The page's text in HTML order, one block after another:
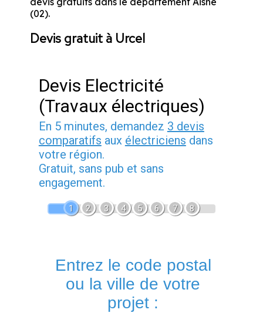
(02).
Devis gratuit à Urcel
Devis Electricité
(Travaux électriques)
En 5 minutes, demandez 3 devis
comparatifs aux électriciens dans
votre région.
Gratuit, sans pub et sans
engagement.
1 2 3 4 5 6 7 8
Entrez le code postal
ou la ville de votre
projet :